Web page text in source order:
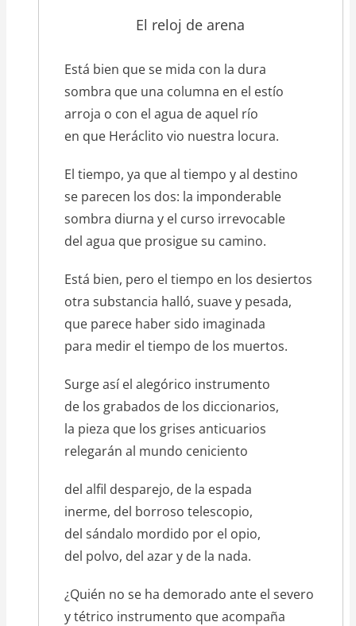
El reloj de arena
texto_poema
Está bien que se mida con la dura
sombra que una columna en el estío
arroja o con el agua de aquel río
en que Heráclito vio nuestra locura.
El tiempo, ya que al tiempo y al destino
se parecen los dos: la imponderable
sombra diurna y el curso irrevocable
del agua que prosigue su camino.
Está bien, pero el tiempo en los desiertos
otra substancia halló, suave y pesada,
que parece haber sido imaginada
para medir el tiempo de los muertos.
Surge así el alegórico instrumento
de los grabados de los diccionarios,
la pieza que los grises anticuarios
relegarán al mundo ceniciento
del alfil desparejo, de la espada
inerme, del borroso telescopio,
del sándalo mordido por el opio,
del polvo, del azar y de la nada.
¿Quién no se ha demorado ante el severo
y tétrico instrumento que acompaña